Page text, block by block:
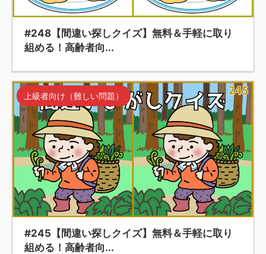
#248【間違い探しクイズ】無料＆手軽に取り
組める！高齢者向...
上級者向け（難しい問題）
#245【間違い探しクイズ】無料＆手軽に取り
組める！高齢者向...